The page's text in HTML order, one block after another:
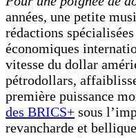
années, une petite
rédactions
économiques
vitesse du dollar
pétrodollars,
première puissance
des BRICS+ sous
revancharde et